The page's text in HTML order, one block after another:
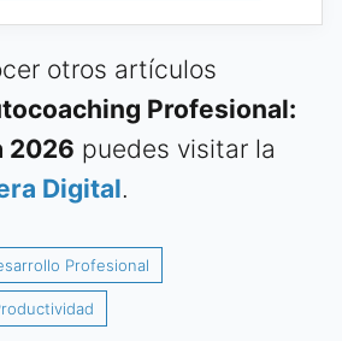
otros artículos
Profesional:
2026 puedes visitar la
Digital.
Profesional